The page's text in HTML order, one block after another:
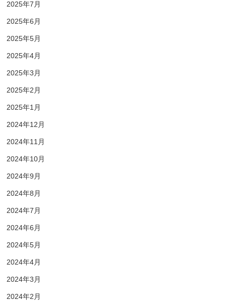
2025年7月
2025年6月
2025年5月
2025年4月
2025年3月
2025年2月
2025年1月
2024年12月
2024年11月
2024年10月
2024年9月
2024年8月
2024年7月
2024年6月
2024年5月
2024年4月
2024年3月
2024年2月